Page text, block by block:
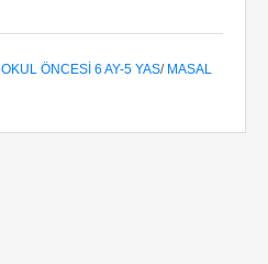
OKUL ÖNCESI 6 AY-5 YAS/ MASAL